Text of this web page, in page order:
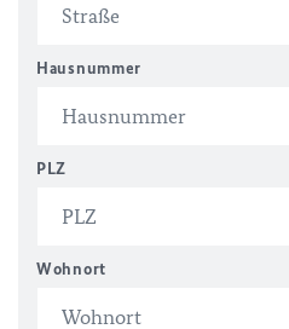
Hausnummer
PLZ
Wohnort